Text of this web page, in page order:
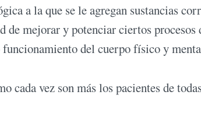
a la que se le agregan sustancias
de mejorar y potenciar ciertos procesos
del cuerpo físico y
cada vez son más los pacientes de